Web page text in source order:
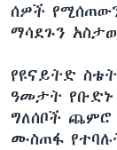
ሰዎች
ማሳደጉን
የዩናይትድ
ዓመታት የቡድኑ
ግለሰቦች ጨምሮ
ሙስጠፋ